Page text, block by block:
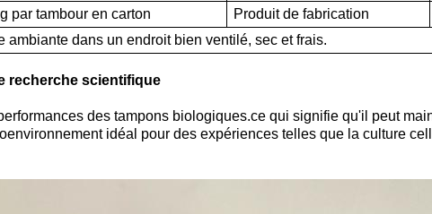
par tambour en carton Produit de fabrication
ambiante dans un endroit bien ventilé, sec et frais.
recherche scientifique
des tampons biologiques.ce qui signifie qu'il peut
idéal pour des expériences telles que la culture